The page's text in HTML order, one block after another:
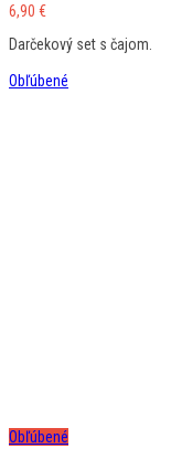
6,90 €
Darčekový set s čajom.
Obľúbené
Obľúbené